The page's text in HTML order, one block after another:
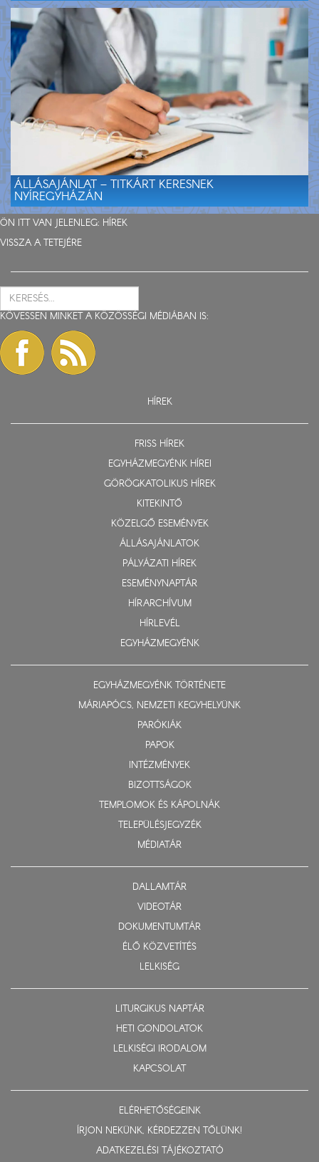
ÁLLÁSAJÁNLAT – TITKÁRT KERESNEK
NYÍREGYHÁZÁN
ÖN ITT VAN JELENLEG: HÍREK
VISSZA A TETEJÉRE
KÖVESSEN MINKET A KÖZÖSSÉGI MÉDIÁBAN IS:
HÍREK
FRISS HÍREK
EGYHÁZMEGYÉNK HÍREI
GÖRÖGKATOLIKUS HÍREK
KITEKINTŐ
KÖZELGŐ ESEMÉNYEK
ÁLLÁSAJÁNLATOK
PÁLYÁZATI HÍREK
ESEMÉNYNAPTÁR
HÍRARCHÍVUM
HÍRLEVÉL
EGYHÁZMEGYÉNK
EGYHÁZMEGYÉNK TÖRTÉNETE
MÁRIAPÓCS, NEMZETI KEGYHELYÜNK
PARÓKIÁK
PAPOK
INTÉZMÉNYEK
BIZOTTSÁGOK
TEMPLOMOK ÉS KÁPOLNÁK
TELEPÜLÉSJEGYZÉK
MÉDIATÁR
DALLAMTÁR
VIDEOTÁR
DOKUMENTUMTÁR
ÉLŐ KÖZVETÍTÉS
LELKISÉG
LITURGIKUS NAPTÁR
HETI GONDOLATOK
LELKISÉGI IRODALOM
KAPCSOLAT
ELÉRHETŐSÉGEINK
ÍRJON NEKÜNK, KÉRDEZZEN TŐLÜNK!
ADATKEZELÉSI TÁJÉKOZTATÓ